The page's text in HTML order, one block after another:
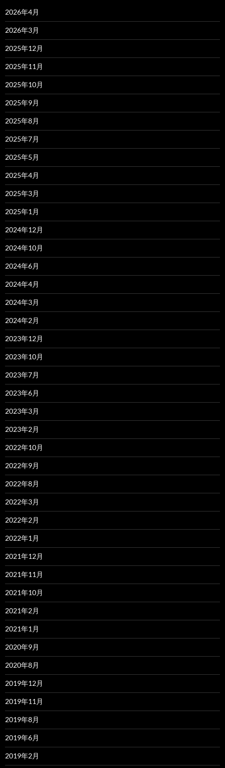
2026年4月
2026年3月
2025年12月
2025年11月
2025年10月
2025年9月
2025年8月
2025年7月
2025年5月
2025年4月
2025年3月
2025年1月
2024年12月
2024年10月
2024年6月
2024年4月
2024年3月
2024年2月
2023年12月
2023年10月
2023年7月
2023年6月
2023年3月
2023年2月
2022年10月
2022年9月
2022年8月
2022年3月
2022年2月
2022年1月
2021年12月
2021年11月
2021年10月
2021年2月
2021年1月
2020年9月
2020年8月
2019年12月
2019年11月
2019年8月
2019年6月
2019年2月